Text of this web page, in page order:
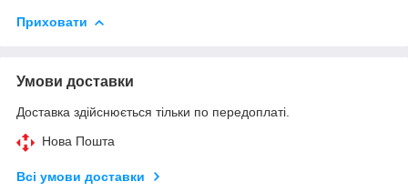
Приховати
Умови доставки
Доставка здійснюється тільки по передоплаті.
Нова Пошта
Всі умови доставки